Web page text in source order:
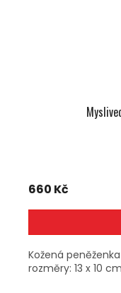
660 Kč
Kožená
rozměry: 13 x 10 cm